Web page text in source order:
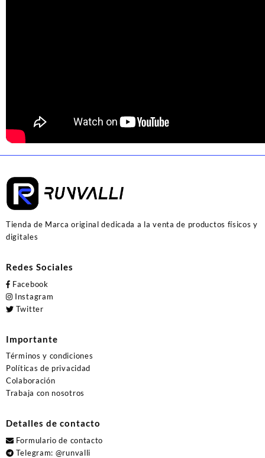
Tienda de Marca original dedicada a la venta de productos físicos y
digitales
Redes Sociales
Facebook
Instagram
Twitter
Importante
Términos y condiciones
Políticas de privacidad
Colaboración
Trabaja con nosotros
Detalles de contacto
Formulario de contacto
Telegram: @runvalli